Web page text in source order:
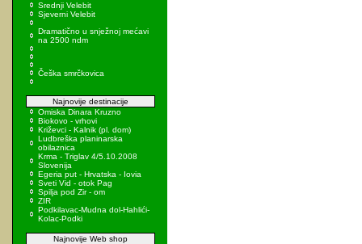
Srednji Velebit
Sjeverni Velebit
Dramatično u snježnoj mećavi
na 2500 ndm
Češka smrčkovica
Najnovije destinacije
Omiska Dinara Kruzno
Biokovo - vrhovi
Križevci - Kalnik (pl. dom)
Ludbreška planinarska
obilaznica
Krma - Triglav 4/5.10.2008
Slovenija
Egeria put - Hrvatska - Iovia
Sveti Vid - otok Pag
Spilja pod Zir - om
ZIR
Podkilavac-Mudna dol-Hahlići-
Kolac-Podki
Najnovije Web shop